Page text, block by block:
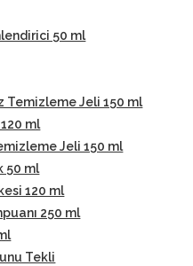
50 ml
Temizleme Jeli 150 ml
ml
Jeli 150 ml
50 ml
120 ml
250 ml
Tekli